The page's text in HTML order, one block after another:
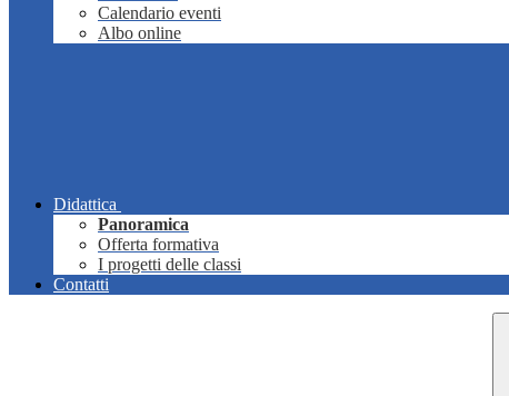
Calendario eventi
Albo online
Didattica
Panoramica
Offerta formativa
I progetti delle classi
Contatti